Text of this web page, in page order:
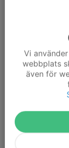
Kontakt
Om föreningen
Styrelsen
Vi
webbplats
även för